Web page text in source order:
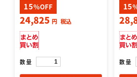
15%OFF
24,825 円 税込
数量
15
数量